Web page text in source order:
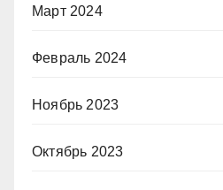
Март 2024
Февраль 2024
Ноябрь 2023
Октябрь 2023